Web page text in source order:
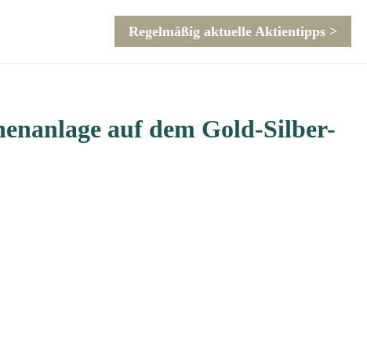
Regelmäßig aktuelle Aktientipps >
auf dem Gold-Silber-